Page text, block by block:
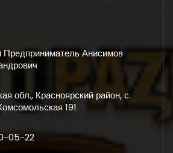
Анисимов
обл., Красноярский район, с.
191
05-22